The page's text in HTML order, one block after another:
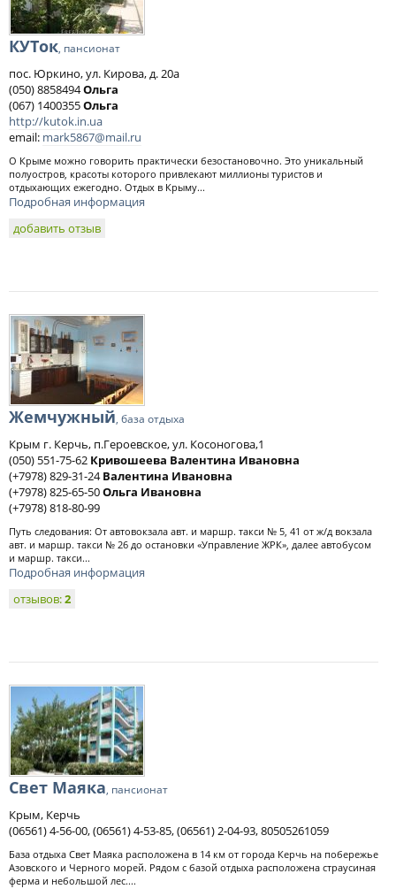
КУТок, пансионат
пос. Юркино, ул. Кирова, д. 20а
(050) 8858494Ольга
(067) 1400355Ольга
http://kutok.in.ua
email: mark5867@mail.ru
О Крыме можно говорить практически безостановочно. Это уникальный
полуостров, красоты которого привлекают миллионы туристов и
отдыхающих ежегодно. Отдых в Крыму...
Подробная информация
добавить отзыв
Жемчужный, база отдыха
Крым г. Керчь, п.Героевское, ул. Косоногова,1
(050) 551-75-62 Кривошеева Валентина Ивановна
(+7978) 829-31-24Валентина Ивановна
(+7978) 825-65-50Ольга Ивановна
(+7978) 818-80-99
Путь следования: От автовокзала авт. и маршр. такси № 5, 41 от ж/д вокзала
авт. и маршр. такси № 26 до остановки «Управление ЖРК», далее автобусом
и маршр. такси...
Подробная информация
отзывов:2
Свет Маяка, пансионат
Крым, Керчь
(06561) 4-56-00, (06561) 4-53-85, (06561) 2-04-93, 80505261059
База отдыха Свет Маяка расположена в 14 км от города Керчь на побережье
Азовского и Черного морей. Рядом с базой отдыха расположена страусиная
ферма и небольшой лес....